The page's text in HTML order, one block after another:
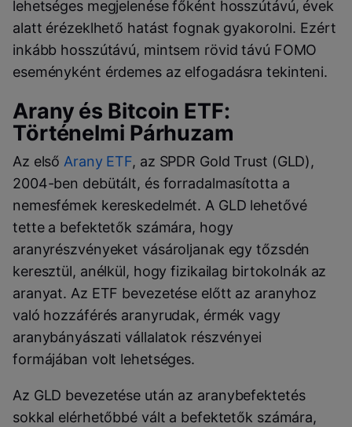
lehetséges megjelenése főként hosszútávú, évek
alatt érézeklhető hatást fognak gyakorolni. Ezért
inkább hosszútávú, mintsem rövid távú FOMO
eseményként érdemes az elfogadásra tekinteni.
Arany és Bitcoin ETF:
Történelmi Párhuzam
Az elsőArany ETF, az SPDR Gold Trust (GLD),
2004-ben debütált, és forradalmasította a
nemesfémek kereskedelmét. A GLD lehetővé
tette a befektetők számára, hogy
aranyrészvényeket vásároljanak egy tőzsdén
keresztül, anélkül, hogy fizikailag birtokolnák az
aranyat. Az ETF bevezetése előtt az aranyhoz
való hozzáférés aranyrudak, érmék vagy
aranybányászati ​​vállalatok részvényei
formájában volt lehetséges.
Az GLD bevezetése után az aranybefektetés
sokkal elérhetőbbé vált a befektetők számára,